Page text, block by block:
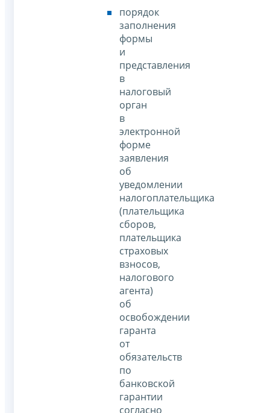
порядок
заполнения
формы
и
представления
в
налоговый
орган
в
электронной
форме
заявления
об
уведомлении
налогоплательщика
(плательщика
сборов,
плательщика
страховых
взносов,
налогового
агента)
об
освобождении
гаранта
от
обязательств
по
банковской
гарантии
согласно